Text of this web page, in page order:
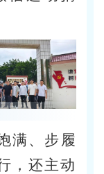
满、步履
，还主动